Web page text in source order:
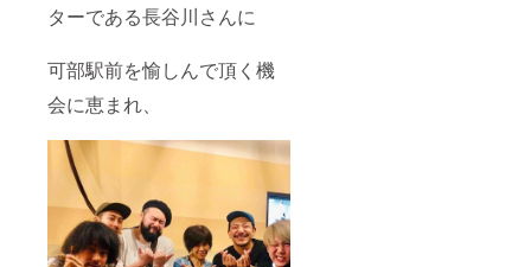
ターである長谷川さんに
可部駅前を愉しんで頂く機
会に恵まれ、